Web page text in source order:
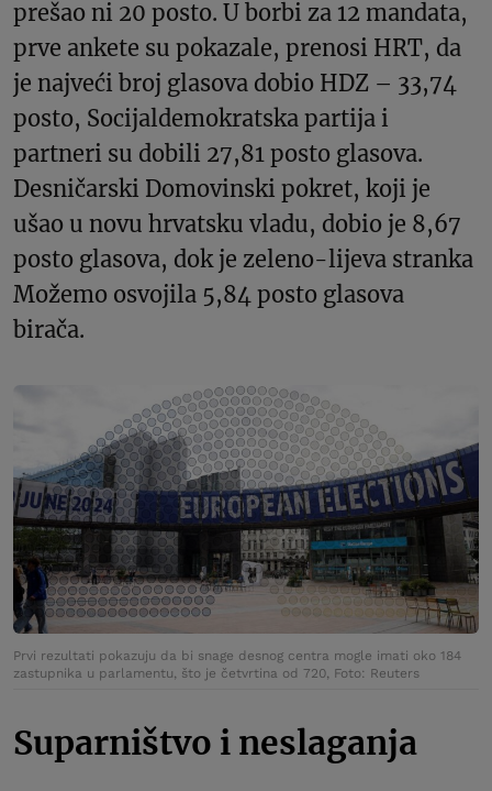
prešao ni 20 posto. U borbi za 12 mandata,
prve ankete su pokazale, prenosi HRT, da
je najveći broj glasova dobio HDZ – 33,74
posto, Socijaldemokratska partija i
partneri su dobili 27,81 posto glasova.
Desničarski Domovinski pokret, koji je
ušao u novu hrvatsku vladu, dobio je 8,67
posto glasova, dok je zeleno-lijeva stranka
Možemo osvojila 5,84 posto glasova
birača.
Prvi rezultati pokazuju da bi snage desnog centra mogle imati oko 184
zastupnika u parlamentu, što je četvrtina od 720, Foto: Reuters
Suparništvo i neslaganja